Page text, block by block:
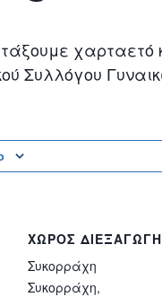
Συλλόγου
ΧΏΡΟΣ
Συκορράχη
Συκορράχη,